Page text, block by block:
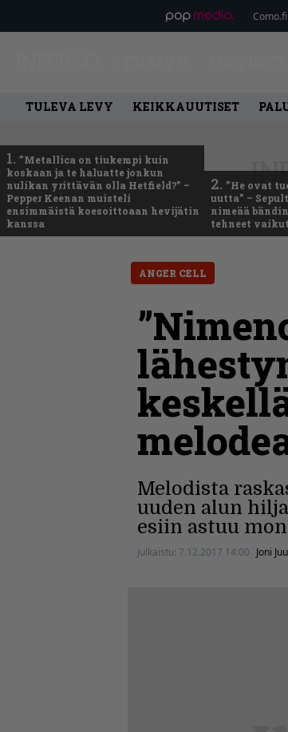
Como.fi
TULEVA LEVY KEIKKAUUTISET
1. ”Metallica on tiukempi kuin
koskaan ja te haluatte jonkun
nulikan yrittävän olla Hetfield?” –
Pepper Keenan muisteli
ensimmäistä koesoittoaan hevijätin
kanssa
2. ”He ovat
uutta” –
nimeää
tehneet
ANGER CELL
Melodista
uuden alun
esiin astuu
Julkaistu: 7.12.2017 14:00 Joni